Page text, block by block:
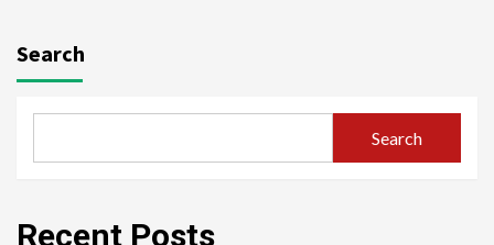
Search
Search
Recent Posts